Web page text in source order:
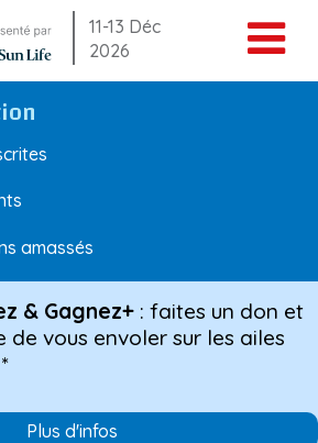
11-13 Déc
2026
amassés
& Gagnez+ : faites un don et
de vous envoler sur les ailes
Plus d'infos